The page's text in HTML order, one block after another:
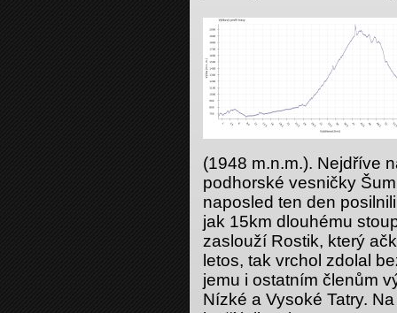
(1948 m.n.m.). Nejdříve
podhorské vesničky
naposled ten den
jak 15km dlouhému
zaslouží Rostik, který
letos, tak vrchol zdolal
jemu i ostatním členům
Nízké a Vysoké Tatry.